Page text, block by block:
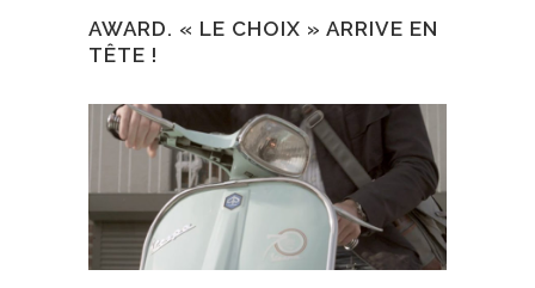
AWARD. « LE CHOIX » ARRIVE EN
TÊTE !